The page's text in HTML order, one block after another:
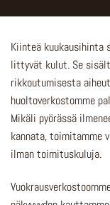
Kiinteä kuukausihinta
littyvät kulut. Se
rikkoutumisesta
huoltoverkostomme
Mikäli pyörässä
kannata, toimitamme
ilman toimituskuluja.